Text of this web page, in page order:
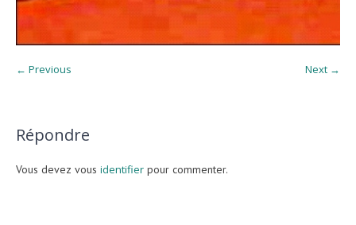
← Previous Next →
Répondre
Vous devez vous identifier pour commenter.